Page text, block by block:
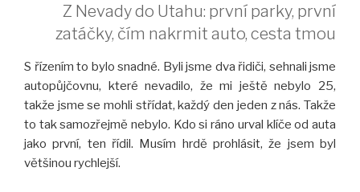
Z Nevady do Utahu: první parky, první
zatáčky, čím nakrmit auto, cesta tmou
S řízením to bylo snadné. Byli jsme dva řidiči, sehnali jsme
autopůjčovnu, které nevadilo, že mi ještě nebylo 25,
takže jsme se mohli střídat, každý den jeden z nás. Takže
to tak samozřejmě nebylo. Kdo si ráno urval klíče od auta
jako první, ten řídil. Musím hrdě prohlásit, že jsem byl
většinou rychlejší.